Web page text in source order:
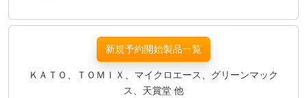
新規予約開始製品一覧
ＫＡＴＯ、ＴＯＭＩＸ、マイクロエース、グリーンマック
ス、天賞堂 他